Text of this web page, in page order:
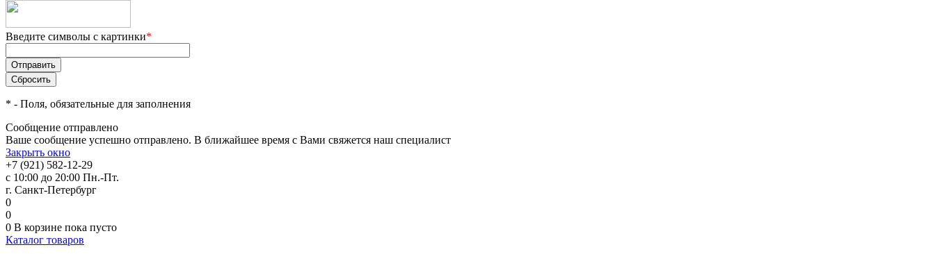
Введите символы с картинки*
* - Поля, обязательные для заполнения
Сообщение отправлено
Ваше сообщение успешно отправлено. В ближайшее время с Вами свяжется наш специалист
Закрыть окно
+7 (921) 582-12-29
с 10:00 до 20:00 Пн.-Пт.
г. Санкт-Петербург
0
0
0 В корзине пока пусто
Каталог товаров